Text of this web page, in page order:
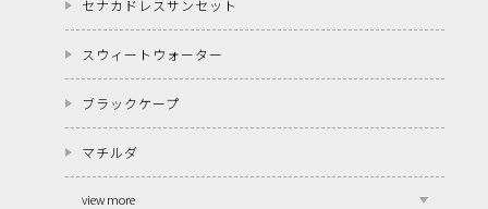
セナカドレスサンセット
スウィートウォーター
ブラックケープ
マチルダ
view more